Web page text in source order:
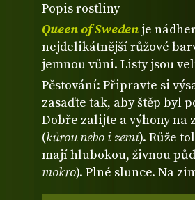
Popis rostliny
Queen of Sweden je
nejdelikátnější růžové
jemnou vůni. Listy jsou
Pěstování: Připravte si
zasaďte tak, aby štěp byl
Dobře zalijte a výhony na
(kůrou nebo i zemí). Růže
mají hlubokou, živnou
mokro). Plné slunce. Na